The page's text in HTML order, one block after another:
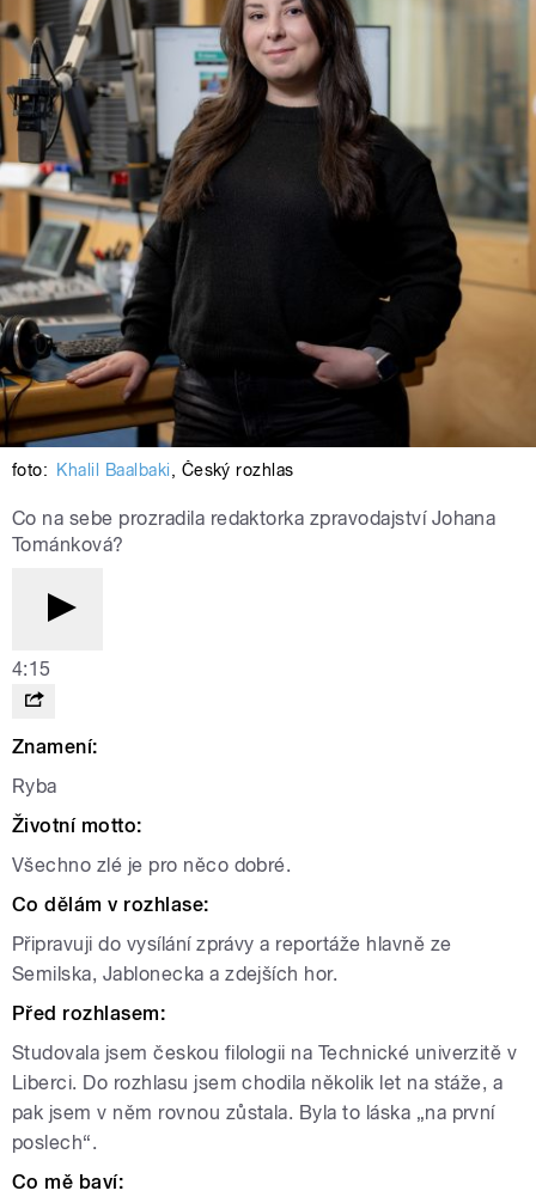
foto: Khalil Baalbaki, Český rozhlas
Co na sebe prozradila redaktorka zpravodajství Johana
Tománková?
4:15
Znamení:
Ryba
Životní motto:
Všechno zlé je pro něco dobré.
Co dělám v rozhlase:
Připravuji do vysílání zprávy a reportáže hlavně ze
Semilska, Jablonecka a zdejších hor.
Před rozhlasem:
Studovala jsem českou filologii na Technické univerzitě v
Liberci. Do rozhlasu jsem chodila několik let na stáže, a
pak jsem v něm rovnou zůstala. Byla to láska „na první
poslech“.
Co mě baví: